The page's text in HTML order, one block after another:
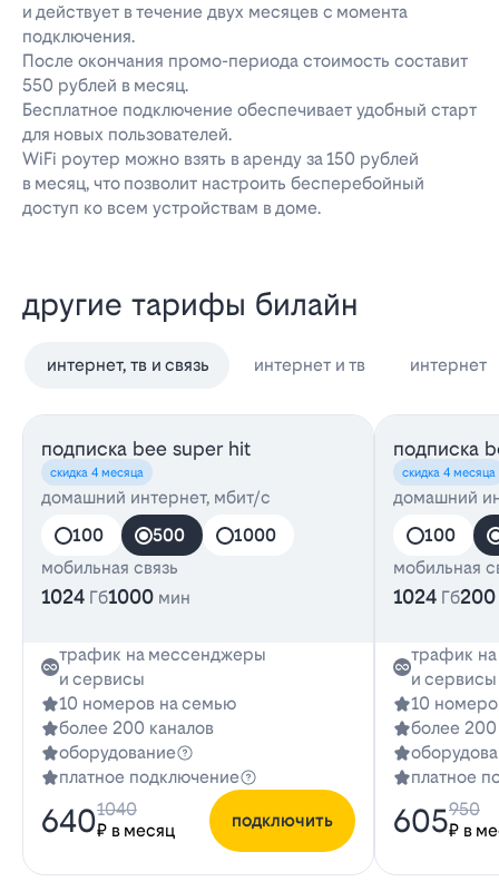
и действует в течение двух месяцев с момента
подключения.
После окончания промо-периода стоимость составит
550 рублей в месяц.
Бесплатное подключение обеспечивает удобный старт
для новых пользователей.
WiFi роутер можно взять в аренду за 150 рублей
в месяц, что позволит настроить бесперебойный
доступ ко всем устройствам в доме.
другие тарифы билайн
интернет, тв и связь интернет и тв интернет
подписка bee super hit
скидка 4 месяца
домашний интернет, мбит/с
100
500
1000
мобильная связь
1024 Гб1000 мин
трафик на мессенджеры
и сервисы
10 номеров на семью
более 200 каналов
оборудование
платное подключение
640₽ в месяц
1040
подключить
подписка
скидка 4 месяца
домашний
100
мобильная
1024 Гб200
трафик
и сервисы
10
более 200
платное
605₽ в
950